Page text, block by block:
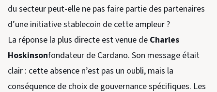
du secteur peut-elle ne pas faire partie des partenaires
d’une initiative stablecoin de cette ampleur ?
La réponse la plus directe est venue de Charles
Hoskinsonfondateur de Cardano. Son message était
clair : cette absence n’est pas un oubli, mais la
conséquence de choix de gouvernance spécifiques. Les